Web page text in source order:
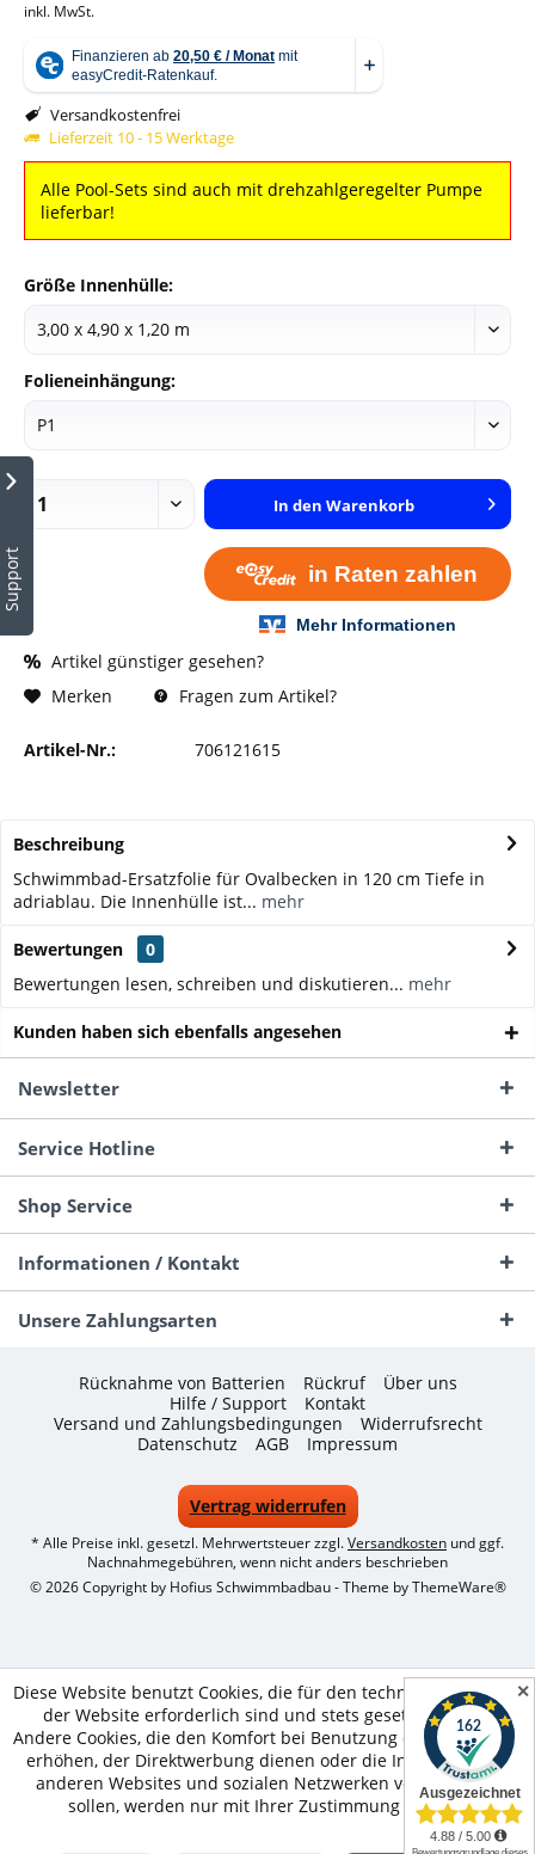
Support
inkl. MwSt.
Versandkostenfrei
Lieferzeit 10 - 15 Werktage
Alle Pool-Sets sind auch mit drehzahlgeregelter Pumpe
lieferbar!
Größe Innenhülle:
Folieneinhängung:
In den Warenkorb
Artikel günstiger gesehen?
Merken
Fragen zum Artikel?
Artikel-Nr.: 706121615
Beschreibung
Schwimmbad-Ersatzfolie für Ovalbecken in 120 cm Tiefe in
adriablau. Die Innenhülle ist... mehr
Bewertungen
0
Bewertungen lesen, schreiben und diskutieren... mehr
Kunden haben sich ebenfalls angesehen
Newsletter
Service Hotline
Shop Service
Informationen / Kontakt
Unsere Zahlungsarten
Rücknahme von Batterien Rückruf
Über uns
Hilfe / Support
Kontakt
Versand und Zahlungsbedingungen
Widerrufsrecht
Datenschutz
AGB Impressum
Vertrag widerrufen
* Alle Preise inkl. gesetzl. Mehrwertsteuer zzgl.Versandkosten und ggf.
Nachnahmegebühren, wenn nicht anders beschrieben
© 2026 Copyright by Hofius Schwimmbadbau - Theme byThemeWare®
Diese Website benutzt Cookies, die für den technischen Betrieb
der Website erforderlich sind und stets gesetzt werden.
Andere Cookies, die den Komfort bei Benutzung dieser Website
erhöhen, der Direktwerbung dienen oder die Interaktion mit
anderen Websites und sozialen Netzwerken vereinfachen
sollen, werden nur mit Ihrer Zustimmung gesetzt.
✕